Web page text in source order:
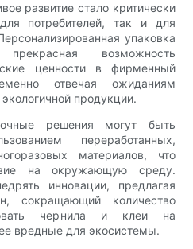
развитие стало критически
потребителей, так и для
упаковка
возможность
ценности в фирменный
отвечая ожиданиям
продукции.
решения могут быть
переработанных,
материалов, что
на окружающую среду.
инновации, предлагая
сокращающий количество
чернила и клеи на
вредные для экосистемы.